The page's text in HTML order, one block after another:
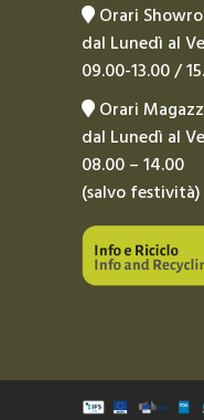
Orari
dal Lunedì al
09.00-13.00 /
Orari
dal Lunedì al
08.00 – 14.00
(salvo festività)